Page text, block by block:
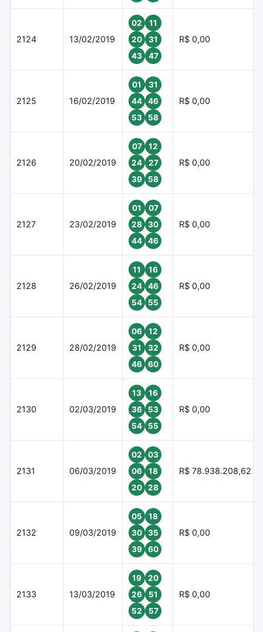
2124 13/02/2019
02
11
20
31
43
47
R$ 0,00
2125 16/02/2019
01
31
44
46
53
58
R$ 0,00
2126 20/02/2019
07
12
24
27
39
58
R$ 0,00
2127 23/02/2019
01
07
28
30
44
46
R$ 0,00
2128 26/02/2019
11
16
24
46
54
55
R$ 0,00
2129 28/02/2019
06
12
31
32
46
60
R$ 0,00
2130 02/03/2019
13
16
36
53
54
55
R$ 0,00
2131 06/03/2019
02
03
06
18
20
28
R$ 78.938.208,62
2132 09/03/2019
05
18
30
35
39
60
R$ 0,00
2133 13/03/2019
19
20
26
51
52
57
R$ 0,00